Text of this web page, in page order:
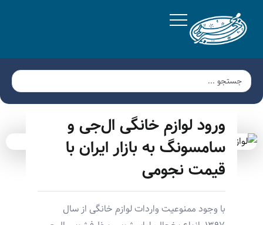
ورود لوازم خانگی ال‌جی و
سامسونگ به بازار ایران با
قیمت نجومی
با وجود ممنوعیت واردات لوازم خانگی از سال